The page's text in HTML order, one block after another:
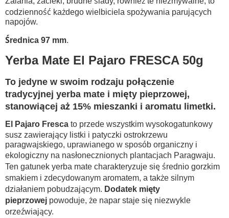
codzienność każdego wielbiciela spożywania parujących
napojów.
Średnica 97 mm.
Yerba Mate El Pajaro FRESCA 50g
To jedyne w swoim rodzaju połączenie
tradycyjnej yerba mate i mięty pieprzowej,
stanowiącej aż 15% mieszanki i aromatu limetki.
El Pajaro Fresca to przede wszystkim wysokogatunkowy
susz zawierający listki i patyczki ostrokrzewu
paragwajskiego, uprawianego w sposób organiczny i
ekologiczny na nasłonecznionych plantacjach Paragwaju.
Ten gatunek yerba mate charakteryzuje się średnio gorzkim
smakiem i zdecydowanym aromatem, a także silnym
działaniem pobudzającym. Dodatek mięty
pieprzowej powoduje, że napar staje się niezwykle
orzeźwiający.